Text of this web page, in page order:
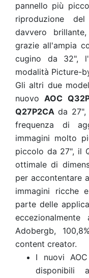
pannello più
riproduzione
davvero
grazie all'ampia
cugino da 32",
modalità Picture-
Gli altri due
nuovoAOC
Q27P2CA da 27",
frequenza di
immagini molto
piccolo da 27", il
ottimale di
per accontentare
immagini ricche
parte delle
eccezionalmente
Adobergb,
content creator.
I nuovi AOC